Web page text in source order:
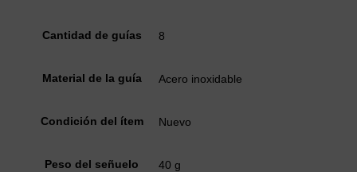
Cantidad de guías 8
Material de la guía Acero inoxidable
Condición del ítem Nuevo
Peso del señuelo 40 g